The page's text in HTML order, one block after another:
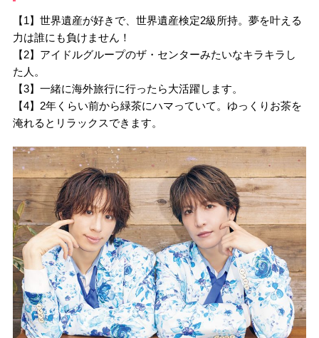
【1】世界遺産が好きで、世界遺産検定2級所持。夢を叶える
力は誰にも負けません！
【2】アイドルグループのザ・センターみたいなキラキラし
た人。
【3】一緒に海外旅行に行ったら大活躍します。
【4】2年くらい前から緑茶にハマっていて。ゆっくりお茶を
淹れるとリラックスできます。